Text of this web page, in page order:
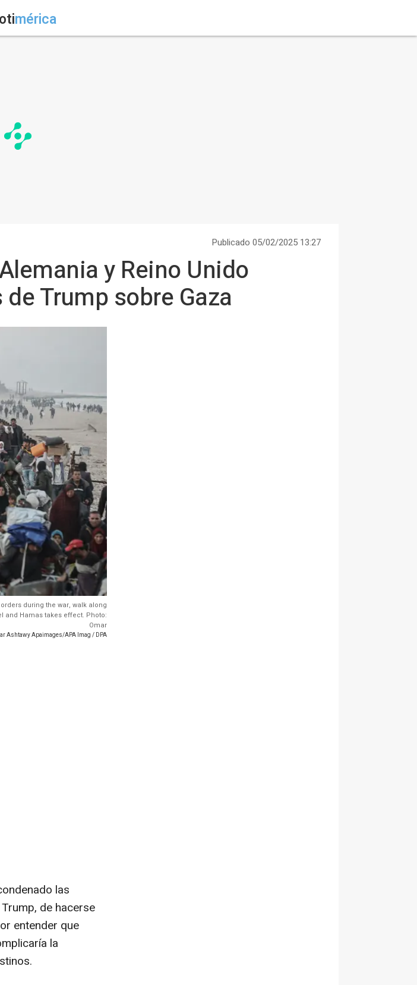
mérica
Publicado 05/02/2025 13:27
y Reino Unido
Trump sobre Gaza
during the war, walk along
and Hamas takes effect. Photo:
Omar
Ashtawy Apaimages/APA Imag / DPA
las
de hacerse
entender que
la